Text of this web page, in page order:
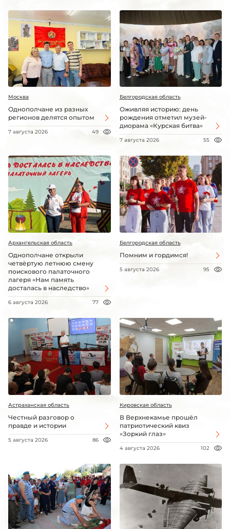
Москва
Однополчане из разных
регионов делятся опытом
7 августа 2026 49
Белгородская область
Оживляя историю: день
рождения отметил музей-
диорама «Курская битва»
7 августа 2026 55
Архангельская область
Однополчане открыли
четвёртую летнюю смену
поискового палаточного
лагеря «Нам память
досталась в наследство»
6 августа 2026 77
Белгородская область
Помним и гордимся!
5 августа 2026 95
Астраханская область
Честный разговор о
правде и истории
5 августа 2026 86
Кировская область
В Верхнекамье прошёл
патриотический квиз
«Зоркий глаз»
4 августа 2026 102